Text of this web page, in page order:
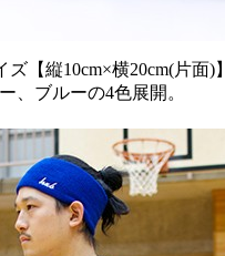
【縦10cm×横20cm(片面)】
、ブルーの4色展開。